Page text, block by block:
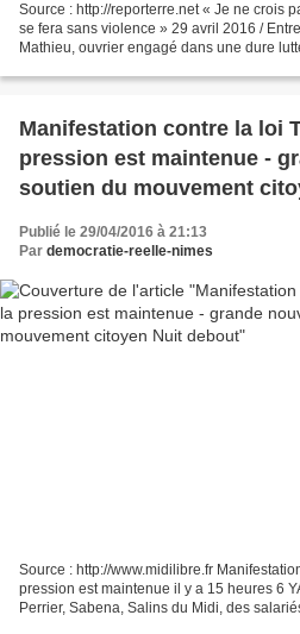
Source : http://reporterre.net « Je ne crois
se fera sans violence » 29 avril 2016 /
Mathieu, ouvrier engagé dans une dure
Manifestation contre la loi
pression est maintenue -
soutien du mouvement
Publié le 29/04/2016 à 21:13
Par democratie-reelle-nimes
Source : http://www.midilibre.fr
pression est maintenue il y a 15 heures 6
Perrier, Sabena, Salins du Midi, des